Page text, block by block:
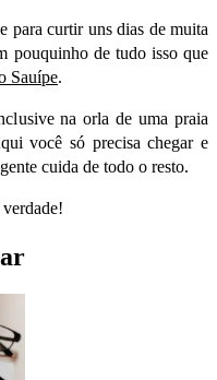
para curtir uns dias de muita
pouquinho de tudo isso que
Sauípe.
na orla de uma praia
você só precisa chegar e
cuida de todo o resto.